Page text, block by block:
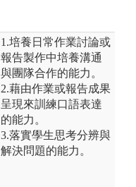
1.培養日常作業討論或
報告製作中培養溝通
與團隊合作的能力。
2.藉由作業或報告成果
呈現來訓練口語表達
的能力。
3.落實學生思考分辨與
解決問題的能力。